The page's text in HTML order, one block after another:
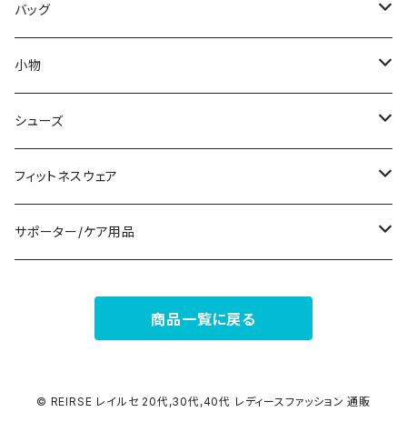
その他
その他
袖付き
ノースリーブ
パンツドレス
ナイトドレス
その他
その他
ブレスレット
ピアス
コサージュ
リング
その他
ブラ/ブラトップ/ベアトップ
ショーツ
タンクトップ/キャミソール
半袖/5分
7分/長袖
ペチコート/ペチパンツ
その他
バッグ
サブバッグ
クラッチバッグ
トートバッグ
ショルダーバッグ
カジュアルバッグ
バックパック
小物
マフラー/スカーフ/ストール
財布
アクセサリーケース
シューズ
スニーカー
ブーツ
その他
フィットネスウェア
セット販売
タイツ
サポーター/ケア用品
商品一覧に戻る
© REIRSE レイルセ 20代,30代,40代 レディースファッション 通販